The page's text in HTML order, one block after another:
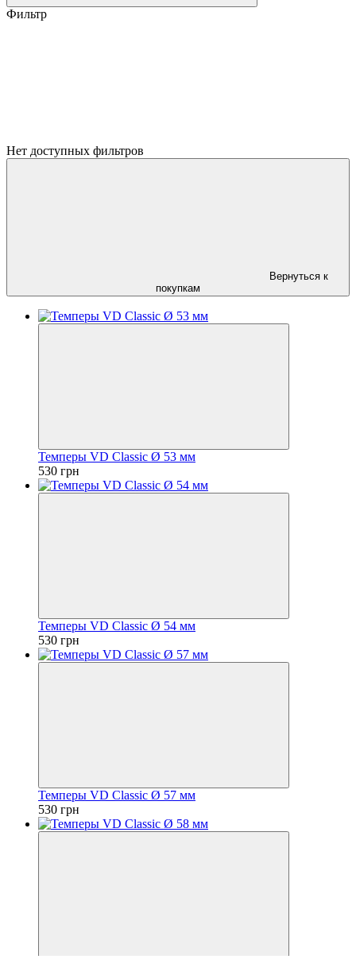
Фильтр
Нет доступных фильтров
Вернуться к
покупкам
Темперы VD Classic Ø 53 мм
530 грн
Темперы VD Classic Ø 54 мм
530 грн
Темперы VD Classic Ø 57 мм
530 грн